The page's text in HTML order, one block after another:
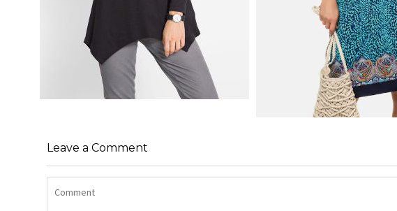
BOKAMI I CEKINAMI CZARNY
Leave a Comment